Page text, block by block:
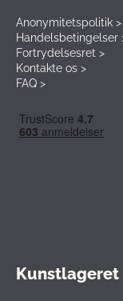
Anonymitetspolitik >
Handelsbetingelser
Fortrydelsesret >
Kontakte os >
FAQ >
Kunstlageret